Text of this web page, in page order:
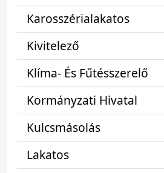
Karosszérialakatos
Kivitelező
Klíma- És Fűtésszerelő
Kormányzati Hivatal
Kulcsmásolás
Lakatos